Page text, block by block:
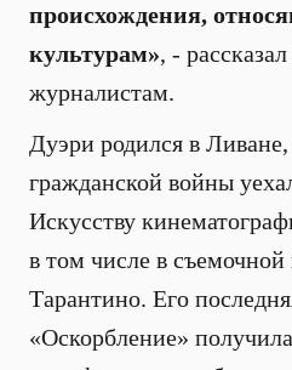
происхождения,
культурам», -
журналистам.
Дуэри родился в
гражданской войны
Искусству
в том числе в
Тарантино. Его
«Оскорбление»